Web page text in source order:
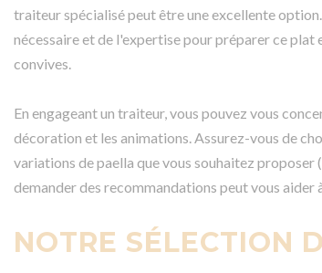
traiteur spécialisé peut être une excellente
nécessaire et de l'expertise pour préparer ce plat
convives.
En engageant un traiteur, vous pouvez vous
décoration et les animations. Assurez-vous de
variations de paella que vous souhaitez proposer
demander des recommandations peut vous
NOTRE SÉLECTION